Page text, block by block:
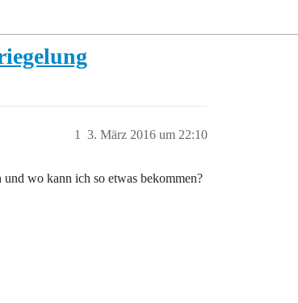
3. März 2016 um 22:10
1
wo kann ich so etwas bekommen?